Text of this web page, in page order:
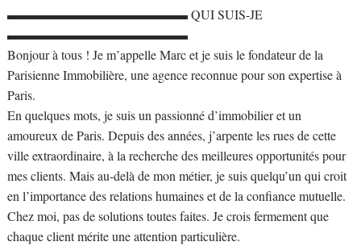
▬▬▬▬▬▬▬▬▬▬▬▬▬▬ QUI SUIS-JE
▬▬▬▬▬▬▬▬▬▬▬▬▬▬
Bonjour à tous ! Je m’appelle Marc et je suis le fondateur de la
Parisienne Immobilière, une agence reconnue pour son expertise à
Paris.
En quelques mots, je suis un passionné d’immobilier et un
amoureux de Paris. Depuis des années, j’arpente les rues de cette
ville extraordinaire, à la recherche des meilleures opportunités pour
mes clients. Mais au-delà de mon métier, je suis quelqu’un qui croit
en l’importance des relations humaines et de la confiance mutuelle.
Chez moi, pas de solutions toutes faites. Je crois fermement que
chaque client mérite une attention particulière.